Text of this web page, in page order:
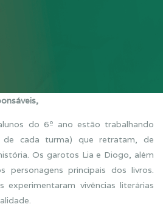
do 6º ano estão trabalhando
cada turma) que retratam, de
Os garotos Lia e Diogo, além
personagens principais dos livros.
experimentaram vivências literárias